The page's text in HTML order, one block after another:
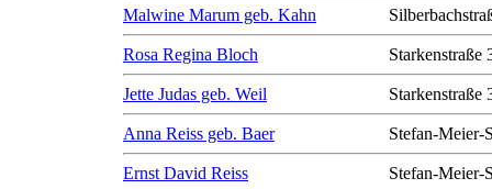
Malwine Marum geb. Kahn
Rosa Regina Bloch Starkenstraße
Jette Judas geb. Weil Starkenstraße
Anna Reiss geb. Baer Stefan-Meier-
Ernst David Reiss Stefan-Meier-